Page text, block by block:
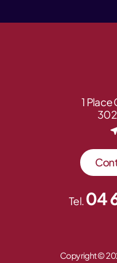
1 Place
Tel.04
Copyright ©